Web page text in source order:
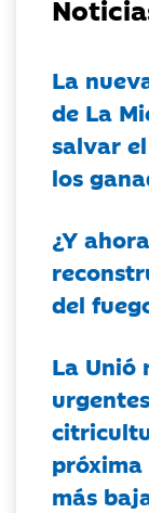
La
de La
salvar
los
¿Y
del
La Unió
próxima
más